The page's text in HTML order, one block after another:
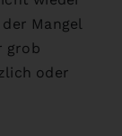
Mangel
grob
oder